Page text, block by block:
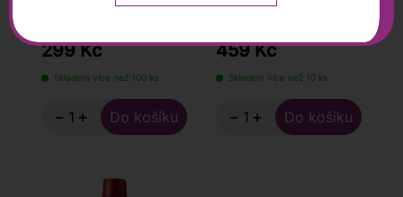
299 Kč
Skladem více než 100 ks
− +
459 Kč
Skladem více než 10 ks
− +